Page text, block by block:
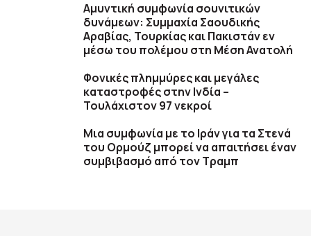
Αμυντική συμφωνία σουνιτικών
δυνάμεων: Συμμαχία Σαουδικής
Αραβίας, Τουρκίας και Πακιστάν εν
μέσω του πολέμου στη Μέση Ανατολή
Φονικές πλημμύρες και μεγάλες
καταστροφές στην Ινδία –
Τουλάχιστον 97 νεκροί
Μια συμφωνία με το Ιράν για τα Στενά
του Ορμούζ μπορεί να απαιτήσει έναν
συμβιβασμό από τον Τραμπ